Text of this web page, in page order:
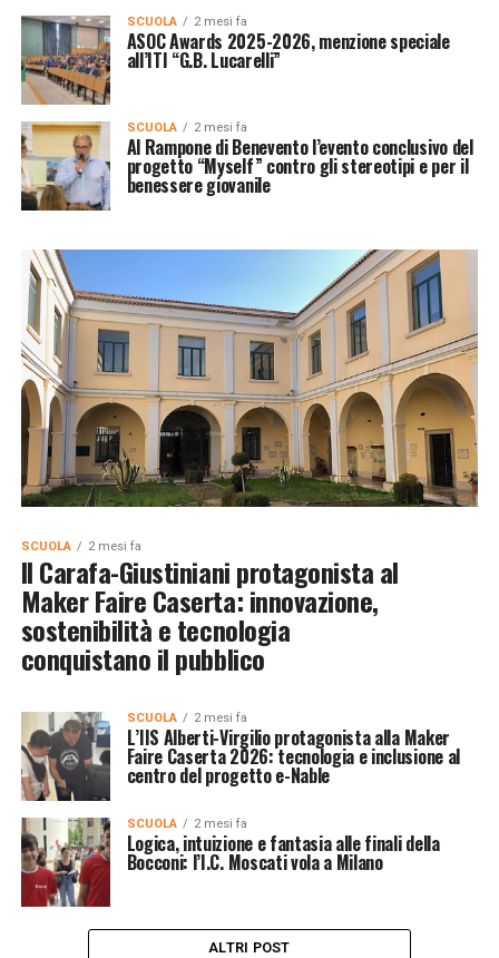
SCUOLA 2 mesi fa
ASOC Awards 2025-2026, menzione speciale
all’ITI “G.B. Lucarelli”
SCUOLA 2 mesi fa
Al Rampone di Benevento l’evento conclusivo del
progetto “Myself” contro gli stereotipi e per il
benessere giovanile
SCUOLA 2 mesi fa
Il Carafa-Giustiniani protagonista al
Maker Faire Caserta: innovazione,
sostenibilità e tecnologia
conquistano il pubblico
SCUOLA 2 mesi fa
L’IIS Alberti-Virgilio protagonista alla Maker
Faire Caserta 2026: tecnologia e inclusione al
centro del progetto e-Nable
SCUOLA 2 mesi fa
Logica, intuizione e fantasia alle finali della
Bocconi: l’I.C. Moscati vola a Milano
ALTRI POST